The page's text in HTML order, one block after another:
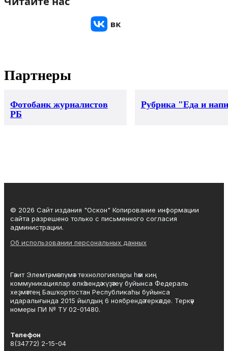
Партнеры
Фотобанк журналистов
РБ
Рубрика "Еда и
© 2026 Сайт издания "Оскон" Копирование информации
сайта разрешено только с письменного согласия
администрации.
Об использовании персональных данных
Гәзит Элемтә, мәғлүмәт технологиялары һәм киң
коммуникациялар өлкәһендә күҙәтеү буйынса Федераль
хеҙмәттең Башҡортостан Республикаһы буйынса
идаралығында 2015 йылдың 6 ноябрендә теркәлде. Теркәү
номеры ПИ № ТУ 02-01480.
Телефон
8(34772) 2-15-04